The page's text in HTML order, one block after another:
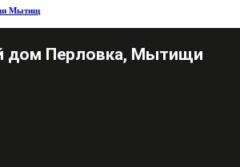
Мытищ
дом Перловка, Мытищи